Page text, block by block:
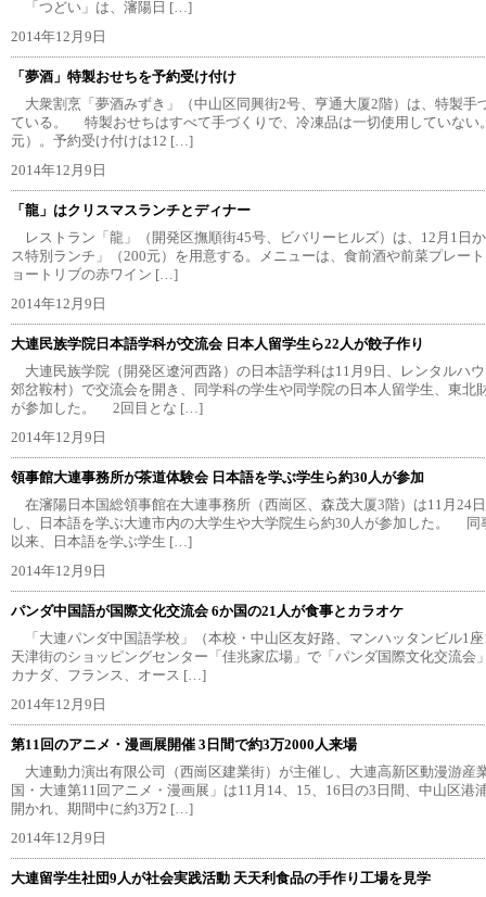
「つどい」は、瀋陽日 […]
2014年12月9日
「夢酒」特製おせちを予約受け付け
大衆割烹「夢酒みずき」（中山区同興街2号、亨通大厦2階）は、特製手
ている。 特製おせちはすべて手づくりで、冷凍品は一切使用していない
元）。予約受け付けは12 […]
2014年12月9日
「龍」はクリスマスランチとディナー
レストラン「龍」（開発区撫順街45号、ビバリーヒルズ）は、12月1日
ス特別ランチ」（200元）を用意する。メニューは、食前酒や前菜プレー
ョートリブの赤ワイン […]
2014年12月9日
大連民族学院日本語学科が交流会 日本人留学生ら22人が餃子作り
大連民族学院（開発区遼河西路）の日本語学科は11月9日、レンタルハ
郊岔鞍村）で交流会を開き、同学科の学生や同学院の日本人留学生、東北
が参加した。 2回目とな […]
2014年12月9日
領事館大連事務所が茶道体験会 日本語を学ぶ学生ら約30人が参加
在瀋陽日本国総領事館在大連事務所（西崗区、森茂大厦3階）は11月24
し、日本語を学ぶ大連市内の大学生や大学院生ら約30人が参加した。 同
以来、日本語を学ぶ学生 […]
2014年12月9日
パンダ中国語が国際文化交流会 6か国の21人が食事とカラオケ
「大連パンダ中国語学校」（本校・中山区友好路、マンハッタンビル1
天津街のショッピングセンター「佳兆家広場」で「パンダ国際文化交流会
カナダ、フランス、オース […]
2014年12月9日
第11回のアニメ・漫画展開催 3日間で約3万2000人来場
大連動力演出有限公司（西崗区建業街）が主催し、大連高新区動漫游産
国・大連第11回アニメ・漫画展」は11月14、15、16日の3日間、中山区港
開かれ、期間中に約3万2 […]
2014年12月9日
大連留学生社団9人が社会実践活動 天天利食品の手作り工場を見学